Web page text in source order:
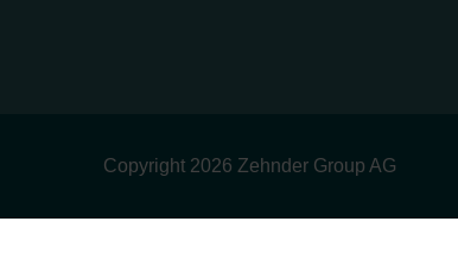
Copyright 2026 Zehnder Group AG